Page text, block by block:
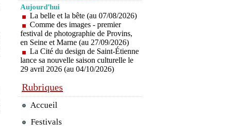
Aujourd'hui
La belle et la bête (au 07/08/2026)
Comme des images - premier
festival de photographie de Provins,
en Seine et Marne (au 27/09/2026)
La Cité du design de Saint-Étienne
lance sa nouvelle saison culturelle le
29 avril 2026 (au 04/10/2026)
Rubriques
Accueil
Festivals